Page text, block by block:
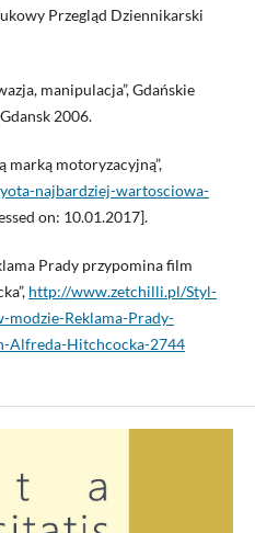
Przegląd Dziennikarski
manipulacja”, Gdańskie
2006.
marką motoryzacyjną”,
najbardziej-wartosciowa-
on: 10.01.2017].
Prady przypomina film
http://www.zetchilli.pl/Styl-
Reklama-Prady-
Alfreda-Hitchcocka-2744